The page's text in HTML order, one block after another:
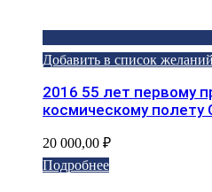
Добавить в список желаний
2016 55 лет первому
космическому полету
20 000,00 ₽
Подробнее